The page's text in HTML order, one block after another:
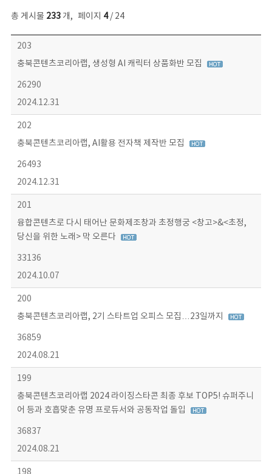
총 게시물 233개, 페이지 4/ 24
보도자료 목록 - 번호, 제목, 작성자, 파일, 조회수, 작성일 정보 제공
203
충북콘텐츠코리아랩, 생성형 AI 캐릭터 상품화반 모집
26290
2024.12.31
202
충북콘텐츠코리아랩, AI활용 전자책 제작반 모집
26493
2024.12.31
201
융합콘텐츠로 다시 태어난 문화제조창과 초정행궁 <창고>&<초정,
당신을 위한 노래> 막 오른다
33136
2024.10.07
200
충북콘텐츠코리아랩, 2기 스타트업 오피스 모집…23일까지
36859
2024.08.21
199
충북콘텐츠코리아랩 2024 라이징스타콘 최종 후보 TOP5! 슈퍼주니
어 등과 호흡맞춘 유명 프로듀서와 공동작업 돌입
36837
2024.08.21